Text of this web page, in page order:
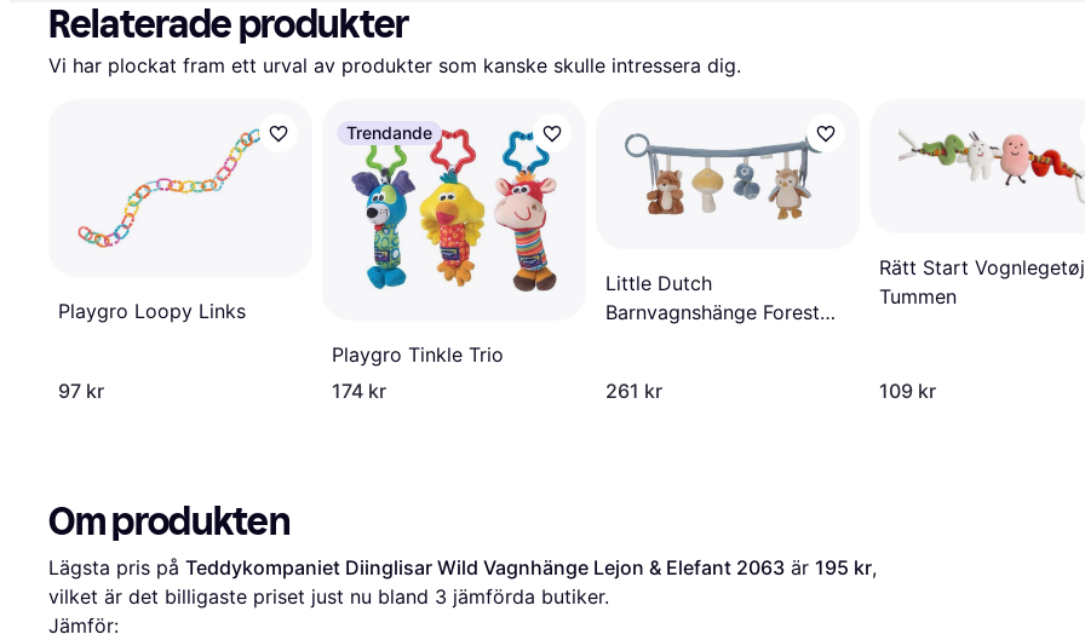
Relaterade produkter
Vi har plockat fram ett urval av produkter som kanske skulle intressera dig.
Playgro Loopy Links
97 kr
Trendande
Playgro Tinkle Trio
174 kr
Little Dutch
Barnvagnshänge Forest
261 kr
Rätt Start Vognlegetøj
Tummen
109 kr
Om produkten
Lägsta pris på Teddykompaniet Diinglisar Wild Vagnhänge Lejon & Elefant 2063 är 195 kr,
vilket är det billigaste priset just nu bland 3 jämförda butiker.
Jämför: